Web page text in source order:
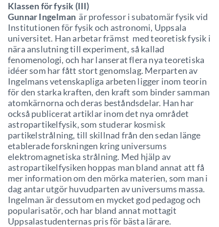
Klassen för fysik (III)
Gunnar Ingelman är professor i subatomär fysik vid
Institutionen för fysik och astronomi, Uppsala
universitet. Han arbetar främst med teoretisk fysik i
nära anslutning till experiment, så kallad
fenomenologi, och har lanserat flera nya teoretiska
idéer som har fått stort genomslag. Merparten av
Ingelmans vetenskapliga arbeten ligger inom teorin
för den starka kraften, den kraft som binder samman
atomkärnorna och deras beståndsdelar. Han har
också publicerat artiklar inom det nya området
astropartikelfysik, som studerar kosmisk
partikelstrålning, till skillnad från den sedan länge
etablerade forskningen kring universums
elektromagnetiska strålning. Med hjälp av
astropartikelfysiken hoppas man bland annat att få
mer information om den mörka materien, som man i
dag antar utgör huvudparten av universums massa.
Ingelman är dessutom en mycket god pedagog och
popularisatör, och har bland annat mottagit
Uppsalastudenternas pris för bästa lärare.